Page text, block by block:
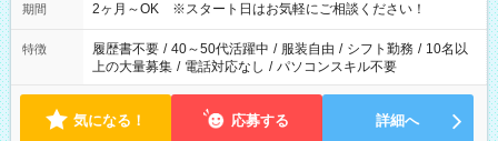
期間 2ヶ月～OK ※スタート日はお気軽にご相談ください！
特徴 履歴書不要 / 40～50代活躍中 / 服装自由 / シフト勤務 / 10名以
上の大量募集 / 電話対応なし / パソコンスキル不要
気になる！ 応募する 詳細へ